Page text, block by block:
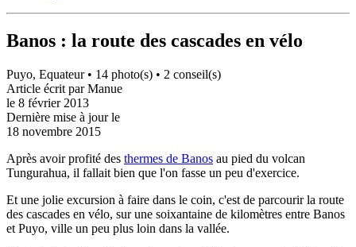
Banos : la route des cascades en vélo
Puyo, Equateur • 14 photo(s) • 2 conseil(s)
Article écrit parManue
le 8 février 2013
Dernière mise à jour le
18 novembre 2015
Après avoir profité des thermes de Banos au pied du volcan
Tungurahua, il fallait bien que l'on fasse un peu d'exercice.
Et une jolie excursion à faire dans le coin, c'est de parcourir la route
des cascades en vélo, sur une soixantaine de kilomètres entre Banos
et Puyo, ville un peu plus loin dans la vallée.